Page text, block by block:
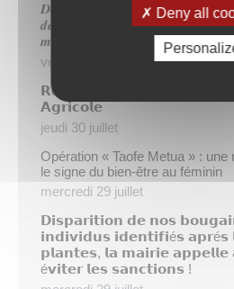
𝑫𝒆𝒖𝒙 𝒔𝒂𝒑𝒆𝒖𝒓𝒔-𝒑𝒐𝒎𝒑𝒊𝒆𝒓𝒔 𝒅𝒆
𝒅𝒆́𝒕𝒂𝒄𝒉𝒆𝒎𝒆𝒏𝒕 𝒑𝒐𝒍𝒚𝒏𝒆́𝒔𝒊𝒆𝒏 𝒆𝒏
𝒎𝒐𝒃𝒊𝒍𝒊𝒔𝒆́𝒆𝒔 𝒅𝒂𝒏𝒔 𝒍’𝑯𝒆𝒙𝒂𝒈𝒐𝒏𝒆
vendredi 31 juillet
𝗥é𝘂𝗻𝗶𝗼𝗻 𝗱’𝗶𝗻𝗳𝗼𝗿𝗺𝗮𝘁𝗶𝗼𝗻 𝘀𝘂𝗿
𝗔𝗴𝗿𝗶𝗰𝗼𝗹𝗲
jeudi 30 juillet
Opération « Taofe Metua » :
le signe du bien-être au féminin
mercredi 29 juillet
𝗗𝗶𝘀𝗽𝗮𝗿𝗶𝘁𝗶𝗼𝗻 𝗱𝗲 𝗻𝗼𝘀
𝗶𝗻𝗱𝗶𝘃𝗶𝗱𝘂𝘀 𝗶𝗱𝗲𝗻𝘁𝗶𝗳𝗶é𝘀 𝗮𝗽𝗿é𝘀
𝗽𝗹𝗮𝗻𝘁𝗲𝘀, 𝗹𝗮 𝗺𝗮𝗶𝗿𝗶𝗲
é𝘃𝗶𝘁𝗲𝗿 𝗹𝗲𝘀 𝘀𝗮𝗻𝗰𝘁𝗶𝗼𝗻𝘀 !
Deny all